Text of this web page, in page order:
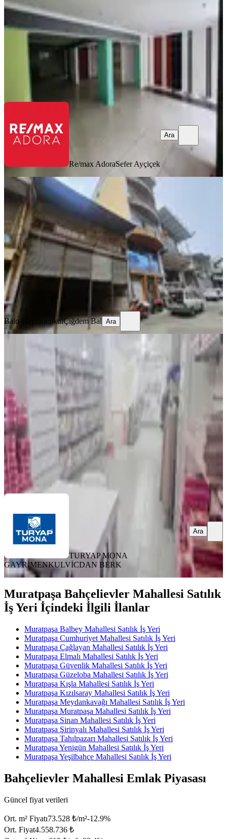
09.02.2026
6.550.000 ₺
Re/max AdoraSefer Ayçiçek
Ara
Balo Gayrimenkul'den Eski Sanayi
De 200m2 Asma Katlı Dükkan
Muratpaşa, Cumhuriyet Mahallesi
1 Oda·201 m² Düz Giriş (Zemin) ·20.01.2026
22.500.000 ₺
Balo Gayrimenkul Çiğdem Bal
Ara
Balo GayrimenkulÇiğdem Bal Ara
Güllük Caddesinde Selekler Çarşısı
Yanı 320m2 4 Katlı Dük/mağaza
Muratpaşa, Kışla Mahallesi
4 Oda
· Düz Giriş (Zemin)· 06.07.2026
26.500.000 ₺
TURYAP MONA GAYRİMENKUL
Ara
TURYAP MONA
GAYRİMENKULVİCDAN BERK
Ara
Muratpaşa Bahçelievler Mahallesi Satılık
İş Yeri İçindeki İlgili İlanlar
Muratpaşa Balbey Mahallesi Satılık İş Yeri
Muratpaşa Cumhuriyet Mahallesi Satılık İş Yeri
Muratpaşa Çağlayan Mahallesi Satılık İş Yeri
Muratpaşa Elmalı Mahallesi Satılık İş Yeri
Muratpaşa Güvenlik Mahallesi Satılık İş Yeri
Muratpaşa Güzeloba Mahallesi Satılık İş Yeri
Muratpaşa Kışla Mahallesi Satılık İş Yeri
Muratpaşa Kızılsaray Mahallesi Satılık İş Yeri
Muratpaşa Meydankavağı Mahallesi Satılık İş Yeri
Muratpaşa Muratpaşa Mahallesi Satılık İş Yeri
Muratpaşa Sinan Mahallesi Satılık İş Yeri
Muratpaşa Şirinyalı Mahallesi Satılık İş Yeri
Muratpaşa Tahılpazarı Mahallesi Satılık İş Yeri
Muratpaşa Yenigün Mahallesi Satılık İş Yeri
Muratpaşa Yeşilbahçe Mahallesi Satılık İş Yeri
Bahçelievler Mahallesi Emlak Piyasası
Güncel fiyat verileri
Ort. m² Fiyatı73.528 ₺/m²-12.9%
Ort. Fiyat4.558.736 ₺